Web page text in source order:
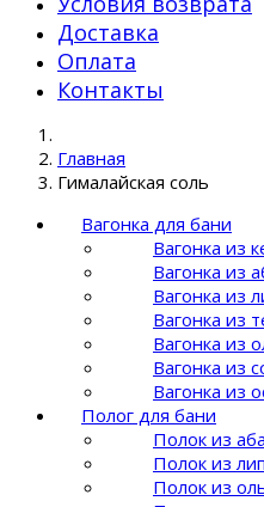
Доставка
Оплата
Контакты
Главная
Гималайская соль
Вагонка для бани
Вагонка из
Вагонка из
Вагонка из
Вагонка из
Вагонка из
Вагонка из
Вагонка из
Полог для бани
Полок из
Полок из
Полок из